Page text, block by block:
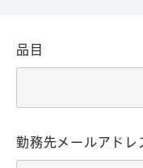
品目
勤務先メールアドレ